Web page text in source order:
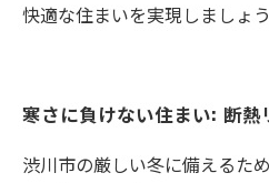
快適な住まいを実現しましょう
寒さに負けない住まい: 断熱
渋川市の厳しい冬に備えるた